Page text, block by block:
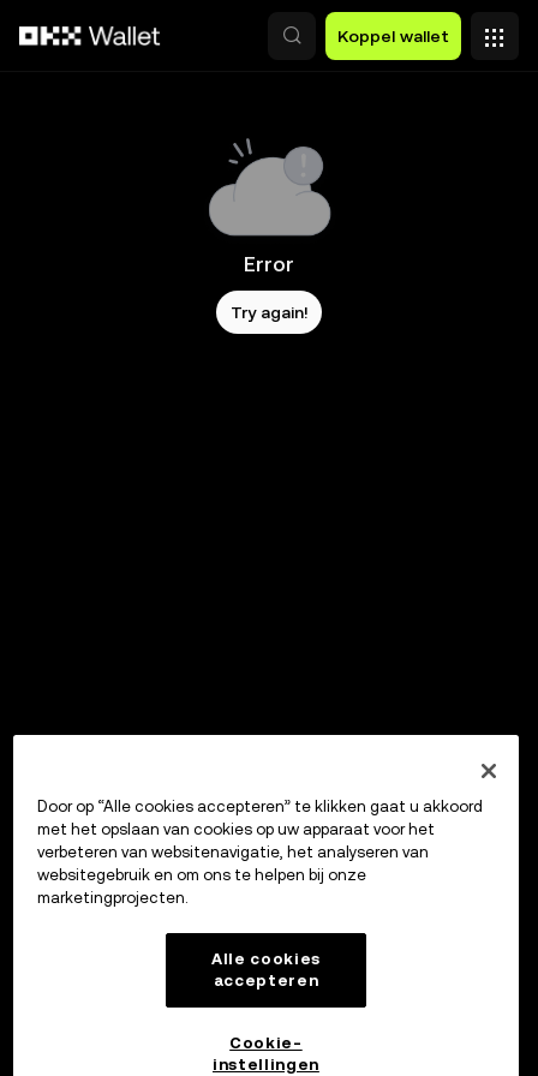
Koppel wallet
Error
Try again!
Door op “Alle cookies accepteren” te klikken gaat u akkoord
met het opslaan van cookies op uw apparaat voor het
verbeteren van websitenavigatie, het analyseren van
websitegebruik en om ons te helpen bij onze
marketingprojecten.
Alle cookies
accepteren
Cookie-
instellingen